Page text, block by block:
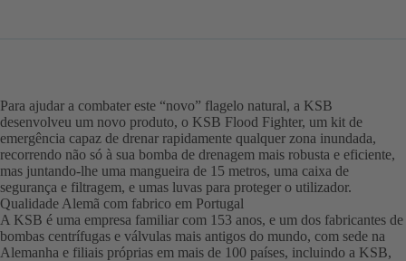
Para ajudar a combater este “novo” flagelo natural, a KSB
desenvolveu um novo produto, o KSB Flood Fighter, um kit de
emergência capaz de drenar rapidamente qualquer zona inundada,
recorrendo não só à sua bomba de drenagem mais robusta e eficiente,
mas juntando-lhe uma mangueira de 15 metros, uma caixa de
segurança e filtragem, e umas luvas para proteger o utilizador.
Qualidade Alemã com fabrico em Portugal
A KSB é uma empresa familiar com 153 anos, e um dos fabricantes de
bombas centrífugas e válvulas mais antigos do mundo, com sede na
Alemanha e filiais próprias em mais de 100 países, incluindo a KSB,